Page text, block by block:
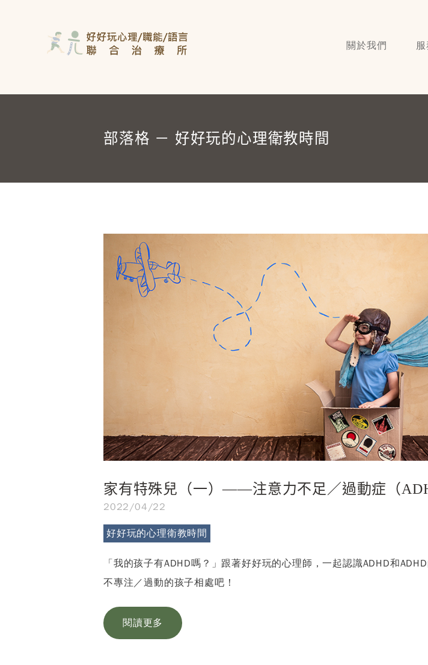
關於我們
部落格 － 好好玩的心理衛教時間
家有特殊兒（一）——注意力不足／過動症（
2022/04/22
好好玩的心理衛教時間
「我的孩子有ADHD嗎？」跟著好好玩的心理師，一起認識ADHD和
不專注／過動的孩子相處吧！
閱讀更多